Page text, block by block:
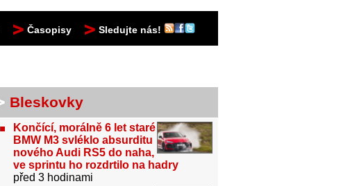
Časopisy Sledujte nás!
Bleskovky
Končící, morálně 6 let staré
BMW M3 svléklo absurditu
nového Audi RS5 do naha,
ve sprintu ho rozdrtilo na hadry
před 3 hodinami